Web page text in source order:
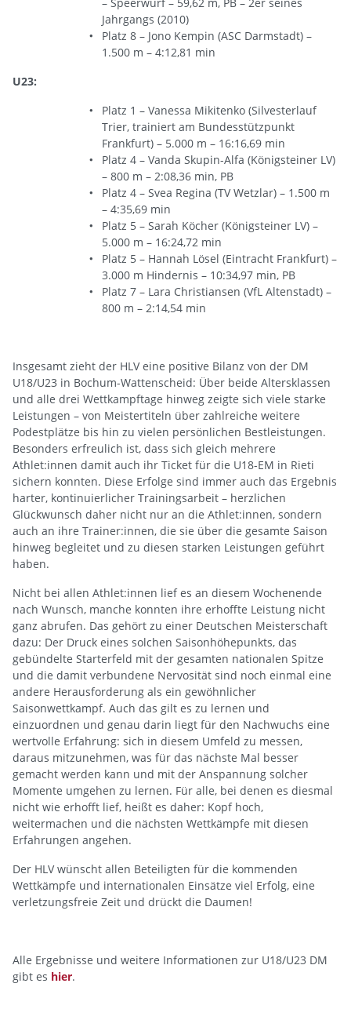
Jahrgangs (2010)
Platz 8 – Jono Kempin (ASC Darmstadt) –
1.500 m – 4:12,81 min
U23:
Platz 1 – Vanessa Mikitenko (Silvesterlauf
Trier, trainiert am Bundesstützpunkt
Frankfurt) – 5.000 m – 16:16,69 min
Platz 4 – Vanda Skupin-Alfa (Königsteiner LV)
– 800 m – 2:08,36 min, PB
Platz 4 – Svea Regina (TV Wetzlar) – 1.500 m
– 4:35,69 min
Platz 5 – Sarah Köcher (Königsteiner LV) –
5.000 m – 16:24,72 min
Platz 5 – Hannah Lösel (Eintracht Frankfurt) –
3.000 m Hindernis – 10:34,97 min, PB
Platz 7 – Lara Christiansen (VfL Altenstadt) –
800 m – 2:14,54 min
Insgesamt zieht der HLV eine positive Bilanz von der DM
U18/U23 in Bochum-Wattenscheid: Über beide Altersklassen
und alle drei Wettkampftage hinweg zeigte sich viele starke
Leistungen – von Meistertiteln über zahlreiche weitere
Podestplätze bis hin zu vielen persönlichen Bestleistungen.
Besonders erfreulich ist, dass sich gleich mehrere
Athlet:innen damit auch ihr Ticket für die U18-EM in Rieti
sichern konnten. Diese Erfolge sind immer auch das Ergebnis
harter, kontinuierlicher Trainingsarbeit – herzlichen
Glückwunsch daher nicht nur an die Athlet:innen, sondern
auch an ihre Trainer:innen, die sie über die gesamte Saison
hinweg begleitet und zu diesen starken Leistungen geführt
haben.
Nicht bei allen Athlet:innen lief es an diesem Wochenende
nach Wunsch, manche konnten ihre erhoffte Leistung nicht
ganz abrufen. Das gehört zu einer Deutschen Meisterschaft
dazu: Der Druck eines solchen Saisonhöhepunkts, das
gebündelte Starterfeld mit der gesamten nationalen Spitze
und die damit verbundene Nervosität sind noch einmal eine
andere Herausforderung als ein gewöhnlicher
Saisonwettkampf. Auch das gilt es zu lernen und
einzuordnen und genau darin liegt für den Nachwuchs eine
wertvolle Erfahrung: sich in diesem Umfeld zu messen,
daraus mitzunehmen, was für das nächste Mal besser
gemacht werden kann und mit der Anspannung solcher
Momente umgehen zu lernen. Für alle, bei denen es diesmal
nicht wie erhofft lief, heißt es daher: Kopf hoch,
weitermachen und die nächsten Wettkämpfe mit diesen
Erfahrungen angehen.
Der HLV wünscht allen Beteiligten für die kommenden
Wettkämpfe und internationalen Einsätze viel Erfolg, eine
verletzungsfreie Zeit und drückt die Daumen!
Alle Ergebnisse und weitere Informationen zur U18/U23 DM
gibt es hier.